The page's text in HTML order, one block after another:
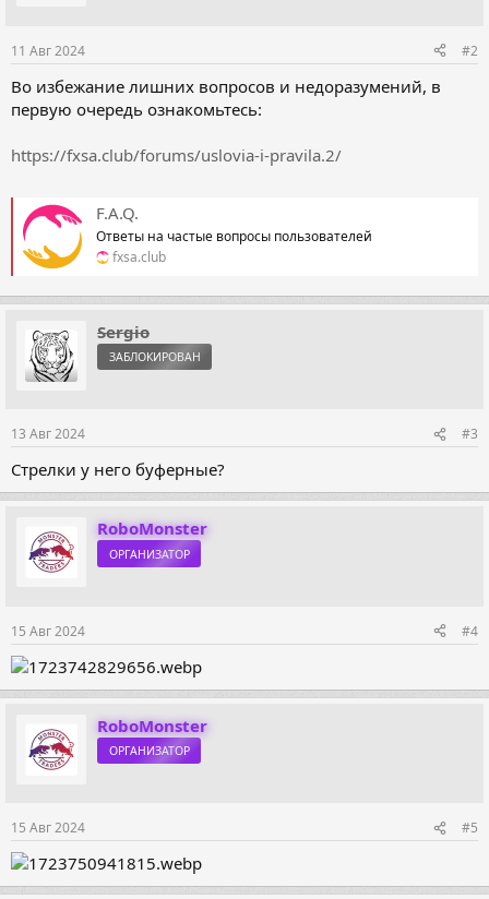
11 Авг 2024 #2
Во избежание лишних вопросов и недоразумений, в
первую очередь ознакомьтесь:
https://fxsa.club/forums/uslovia-i-pravila.2/
F.A.Q.
Ответы на частые вопросы пользователей
fxsa.club
Sergio
ЗАБЛОКИРОВАН
13 Авг 2024 #3
Стрелки у него буферные?
RoboMonster
ОРГАНИЗАТОР
15 Авг 2024 #4
RoboMonster
ОРГАНИЗАТОР
15 Авг 2024 #5